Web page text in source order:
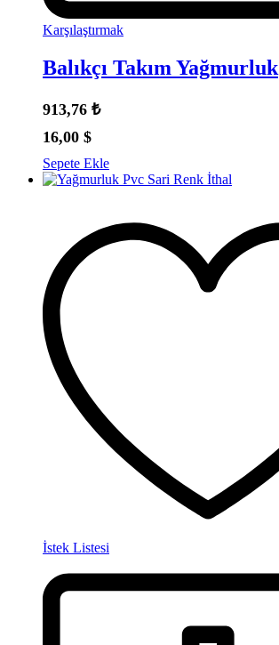
Karşılaştırmak
Balıkçı Takım Yağmurluk
913,76 ₺
16,00 $
Sepete Ekle
İstek Listesi